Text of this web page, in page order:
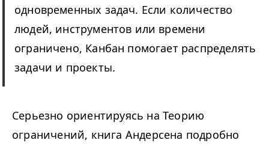
одновременных задач. Если количество
людей, инструментов или времени
ограничено, Канбан помогает распределять
задачи и проекты.
Серьезно ориентируясь на Теорию
ограничений, книга Андерсена подробно